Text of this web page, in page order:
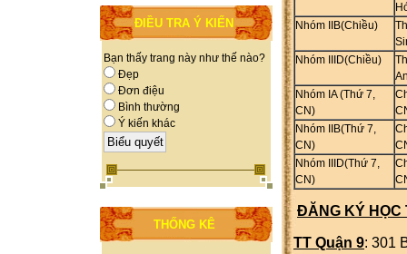
ĐIỀU TRA Ý KIẾN
Bạn thấy trang này như thế nào?
Đẹp
Đơn điệu
Bình thường
Ý kiến khác
THỐNG KÊ
Nhóm IIB(Chiều)
Nhóm IIID(Chiều)
Nhóm IA (Thứ 7,
CN)
Nhóm IIB(Thứ 7,
CN)
Nhóm IIID(Thứ 7,
CN)
ĐĂNG KÝ HỌC
TT Quận 9: 301